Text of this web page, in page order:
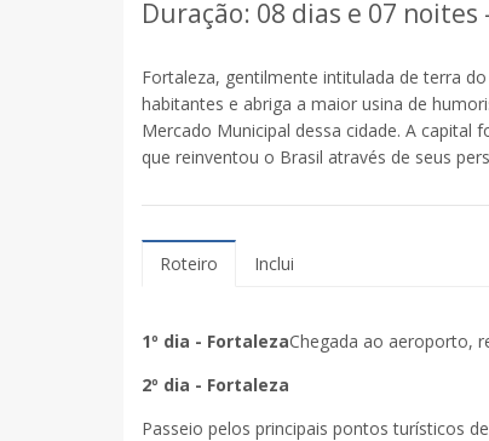
Duração: 08 dias e 07 noites
Fortaleza, gentilmente intitulada de terra
habitantes e abriga a maior usina de
Mercado Municipal dessa cidade. A capital
que reinventou o Brasil através de seus
Roteiro Inclui
1º dia - FortalezaChegada ao aeroporto,
2º dia - Fortaleza
Passeio pelos principais pontos turísticos